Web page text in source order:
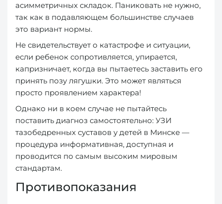
асимметричных складок. Паниковать не нужно,
так как в подавляющем большинстве случаев
это вариант нормы.
Не свидетельствует о катастрофе и ситуации,
если ребенок сопротивляется, упирается,
капризничает, когда вы пытаетесь заставить его
принять позу лягушки. Это может являться
просто проявлением характера!
Однако ни в коем случае не пытайтесь
поставить диагноз самостоятельно: УЗИ
тазобедренных суставов у детей в Минске —
процедура информативная, доступная и
проводится по самым высоким мировым
стандартам.
Противопоказания